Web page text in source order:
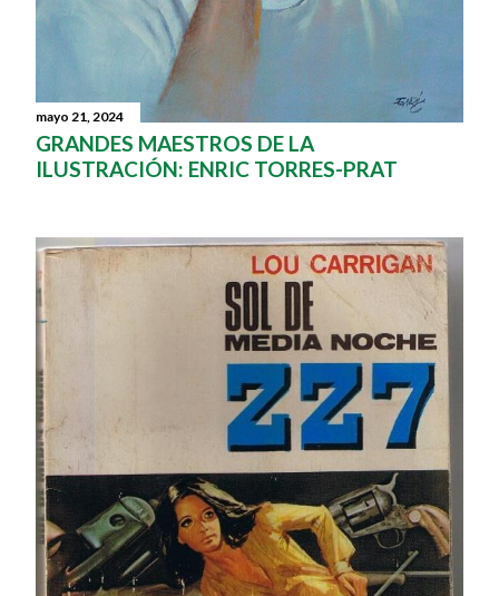
mayo 21, 2024
GRANDES MAESTROS DE LA
ILUSTRACIÓN: ENRIC TORRES-PRAT